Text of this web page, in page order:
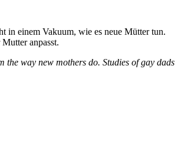
in einem Vakuum, wie es neue Mütter tun.
anpasst.
the way new mothers do. Studies of gay dads